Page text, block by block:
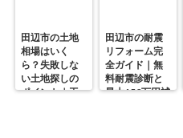
田辺市の土地
相場はいく
ら？失敗しな
い土地探しの
ポイント｜工
田辺市の耐震
リフォーム完
全ガイド｜無
料耐震診断と
最大150万円補